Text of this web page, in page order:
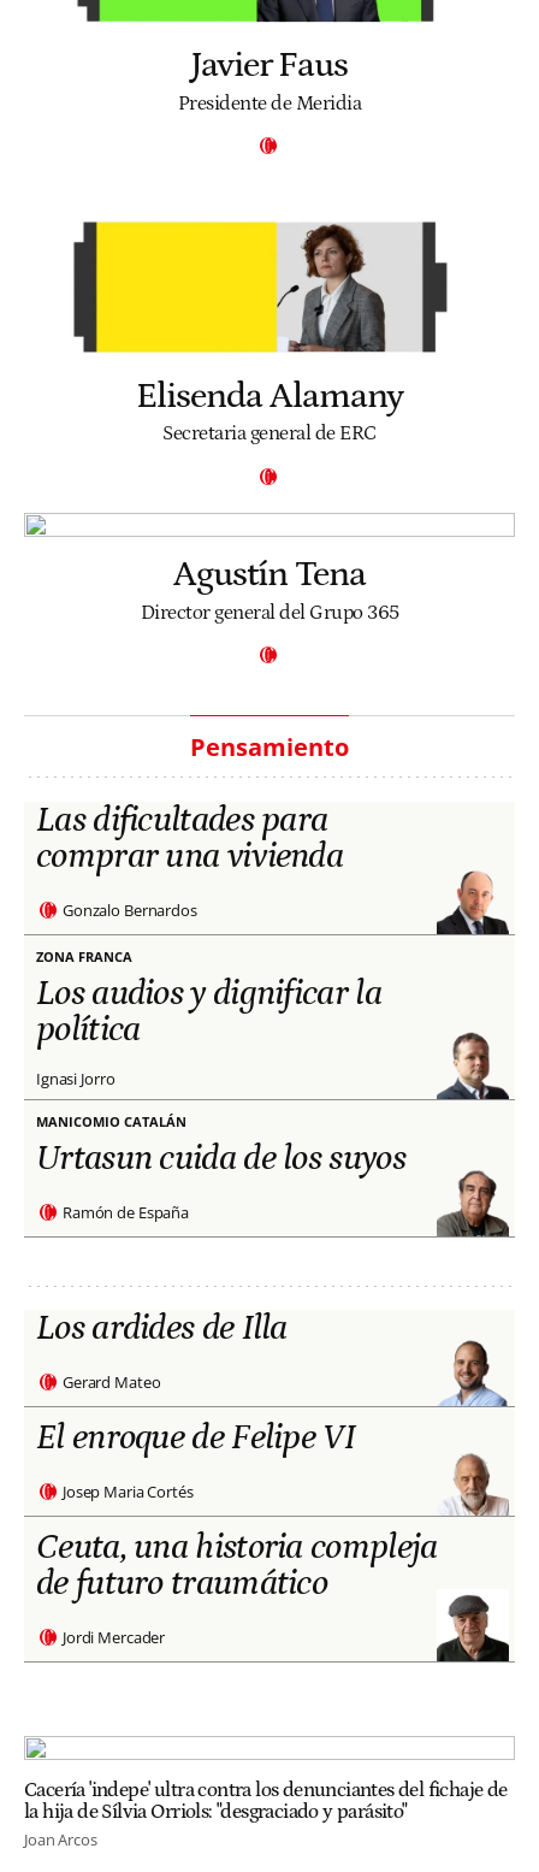
Javier Faus
Presidente de Meridia
Elisenda Alamany
Secretaria general de ERC
Agustín Tena
Director general del Grupo 365
Pensamiento
Las dificultades para
comprar una vivienda
Gonzalo Bernardos
ZONA FRANCA
Los audios y dignificar la
política
Ignasi Jorro
MANICOMIO CATALÁN
Urtasun cuida de los suyos
Ramón de España
Los ardides de Illa
Gerard Mateo
El enroque de Felipe VI
Josep Maria Cortés
Ceuta, una historia compleja
de futuro traumático
Jordi Mercader
Cacería 'indepe' ultra contra los denunciantes del fichaje de
la hija de Sílvia Orriols: "desgraciado y parásito"
Joan Arcos